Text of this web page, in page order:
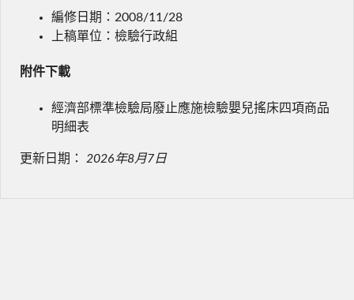
編修日期：2008/11/28
上稿單位：檢驗行政組
附件下載
經濟部標準檢驗局廢止應施檢驗嬰兒搖床四項商品
明細表
更新日期： 2026年8月7日